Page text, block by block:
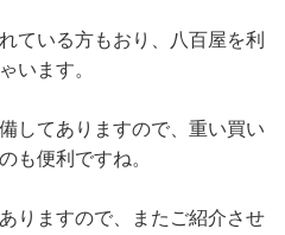
ている方もおり、八百屋を利
います。
してありますので、重い買い
も便利ですね。
りますので、またご紹介させ